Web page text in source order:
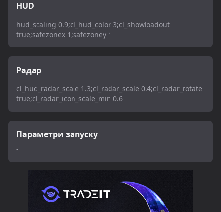
HUD
hud_scaling 0.9;cl_hud_color 3;cl_showloadout
true;safezonex 1;safezoney 1
Радар
cl_hud_radar_scale 1.3;cl_radar_scale 0.4;cl_radar_rotate
true;cl_radar_icon_scale_min 0.6
Параметри запуску
-